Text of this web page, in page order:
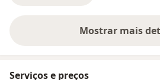
Mostrar maissobre
Serviços e preços